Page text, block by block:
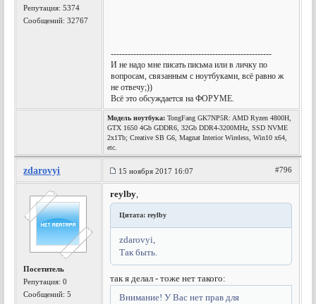
Репутация:5374
Сообщений: 32767
---------------------------------------------------------
И не надо мне писать письма или в личку по
вопросам, связанным с ноутбуками, всё равно ж
не отвечу;))
Всё это обсуждается на ФОРУМЕ.
Модель ноутбука: TongFang GK7NP5R: AMD Ryzen 4800H,
GTX 1650 4Gb GDDR6, 32Gb DDR4-3200MHz, SSD NVME
2x1Tb; Creative SB G6, Magnat Interior Wireless, Win10 x64,
etc.
zdarovyi 15 ноября 2017 16:07 #796
Посетитель
Репутация:0
Сообщений: 5
reylby,
Цитата: reylby
zdarovyi,
Так быть.
так я делал - тоже нет такого:
Внимание! У Вас нет прав для